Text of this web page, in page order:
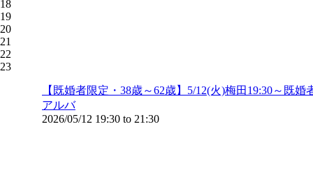
18
19
20
21
22
23
【既婚者限定・38歳～62歳】5/12(火)梅田19:30～既
アルバ
2026/05/12 19:30 to 21:30